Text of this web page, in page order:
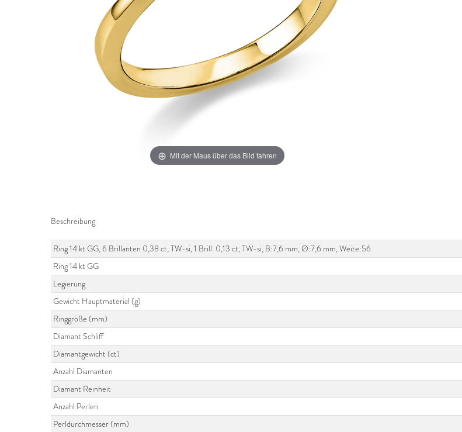
Mit der Maus über das Bild fahren
Beschreibung
Ring 14 kt GG, 6 Brillanten 0,38 ct, TW-si, 1 Brill. 0,13 ct, TW-si, B:7,6 mm, Ø:7,6 mm, Weite:56
Ring 14 kt GG
Legierung
Gewicht Hauptmaterial (g)
Ringgröße (mm)
Diamant Schliff
Diamantgewicht (ct)
Anzahl Diamanten
Diamant Reinheit
Anzahl Perlen
Perldurchmesser (mm)